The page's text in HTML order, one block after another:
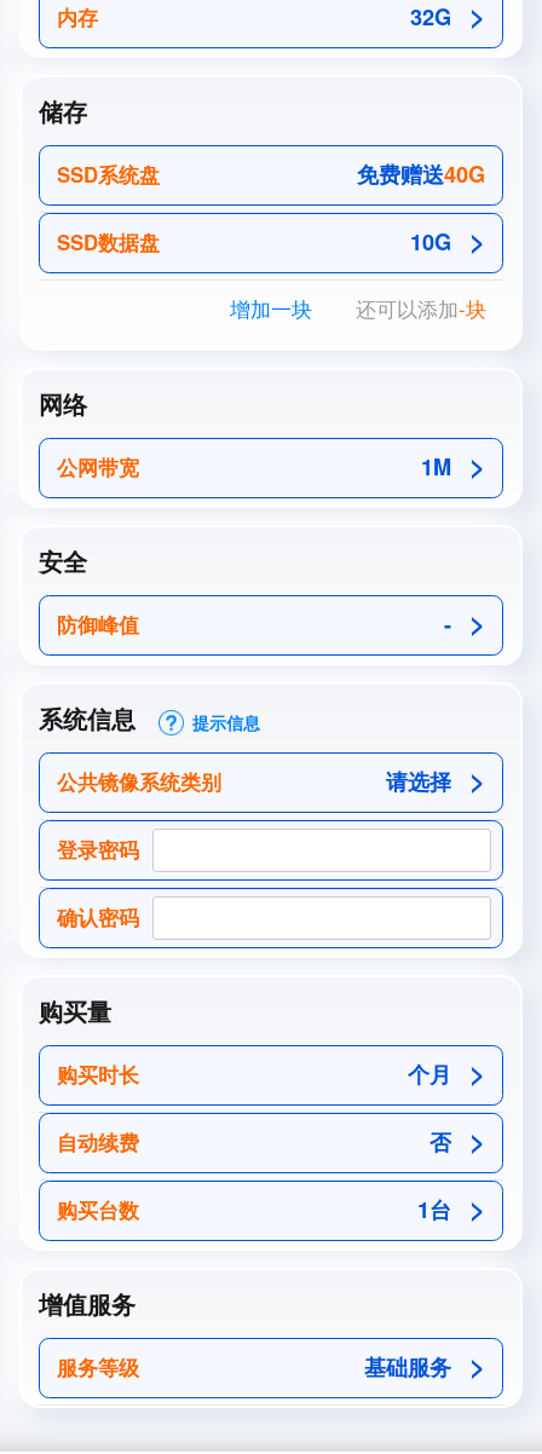
内存 32G
储存
SSD系统盘 免费赠送40G
SSD数据盘 10G
增加一块 还可以添加-块
网络
公网带宽 1M
安全
防御峰值 -
系统信息 提示信息
公共镜像系统类别 请选择
登录密码
确认密码
购买量
购买时长 个月
自动续费 否
购买台数 1台
增值服务
服务等级 基础服务